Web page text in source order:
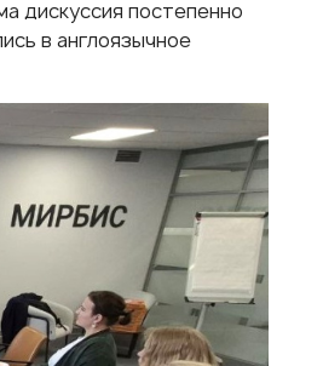
дискуссия постепенно
в англоязычное